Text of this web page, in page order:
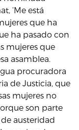
‘Me está
que ha
ha pasado con
mujeres que
asamblea.
procuradora
de Justicia, que
mujeres no
son parte
austeridad